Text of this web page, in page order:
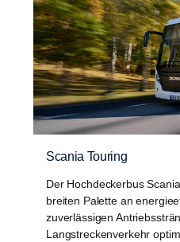
Scania Touring
Der Hochdeckerbus
breiten Palette an
zuverlässigen
Langstreckenverkehr